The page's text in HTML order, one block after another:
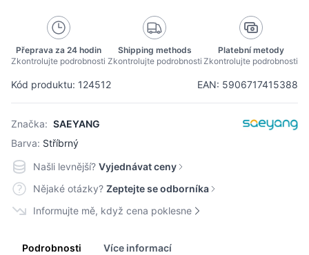
Kód produktu: 124512 EAN: 5906717415388
Značka: SAEYANG
Barva: Stříbrný
Přeprava za 24 hodin
Zkontrolujte podrobnosti
Shipping methods
Zkontrolujte podrobnosti
Platební metody
Zkontrolujte podrobnosti
Našli levnější? Vyjednávat ceny
Nějaké otázky? Zeptejte se odborníka
Informujte mě, když cena poklesne
Podrobnosti Více informací